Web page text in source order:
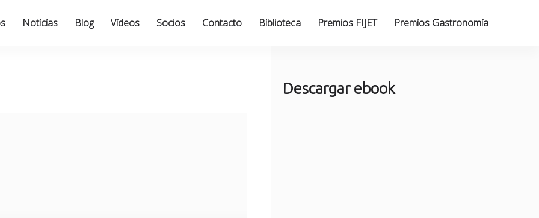
Noticias Blog Vídeos Socios Contacto Biblioteca Premios FIJET Premios Gastronomía
Descargar ebook